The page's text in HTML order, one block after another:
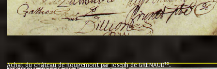
Achat du château de Rougemont par Joseph de GRENAUD10.